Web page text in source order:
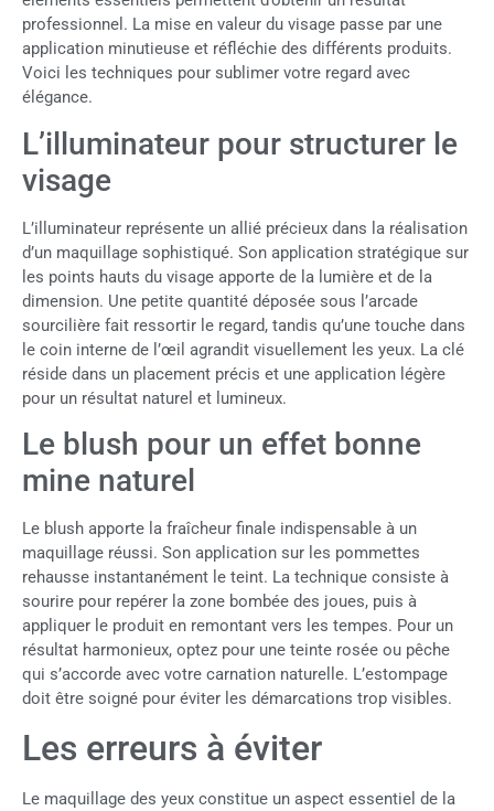
professionnel. La mise en valeur du visage passe par une
application minutieuse et réfléchie des différents produits.
Voici les techniques pour sublimer votre regard avec
élégance.
L’illuminateur pour structurer le
visage
L’illuminateur représente un allié précieux dans la réalisation
d’un maquillage sophistiqué. Son application stratégique sur
les points hauts du visage apporte de la lumière et de la
dimension. Une petite quantité déposée sous l’arcade
sourcilière fait ressortir le regard, tandis qu’une touche dans
le coin interne de l’œil agrandit visuellement les yeux. La clé
réside dans un placement précis et une application légère
pour un résultat naturel et lumineux.
Le blush pour un effet bonne
mine naturel
Le blush apporte la fraîcheur finale indispensable à un
maquillage réussi. Son application sur les pommettes
rehausse instantanément le teint. La technique consiste à
sourire pour repérer la zone bombée des joues, puis à
appliquer le produit en remontant vers les tempes. Pour un
résultat harmonieux, optez pour une teinte rosée ou pêche
qui s’accorde avec votre carnation naturelle. L’estompage
doit être soigné pour éviter les démarcations trop visibles.
Les erreurs à éviter
Le maquillage des yeux constitue un aspect essentiel de la